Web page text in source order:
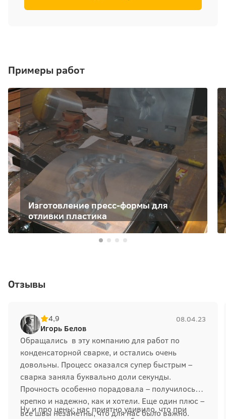
Примеры работ
Изготовление пресс-формы для
отливки пластика
Отзывы
4,9
Игорь Белов
08.04.23
Обращались в эту компанию для работ по
конденсаторной сварке, и остались очень
довольны. Процесс оказался супер быстрым –
сварка заняла буквально доли секунды.
Прочность особенно порадовала – получилось
крепко и надежно, как и хотели. Еще один плюс –
все швы незаметны, что для нас было важно.
Ну и про цены: нас приятно удивило, что при